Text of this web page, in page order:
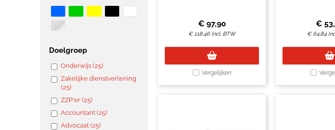
Doelgroep
Onderwijs (25)
Zakelijke dienstverlening
(25)
ZZP'er (25)
Accountant (25)
Advocaat (25)
€ 97,90
€118,46 Incl. BTW
Vergelijken
€
€ 64,84